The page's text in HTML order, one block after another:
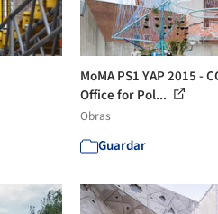
MoMA PS1 YAP 2015 -
Office for Pol...
Obras
Guardar